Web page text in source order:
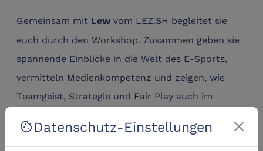
cookieDatenschutz-Einstellungen
Gemeinsam mit Lew vom LEZ.SH begleitet sie
euch durch den Workshop. Zusammen geben sie
spannende Einblicke in die Welt des E-Sports,
vermitteln Medienkompetenz und zeigen, wie
Teamgeist, Strategie und Fair Play auch im